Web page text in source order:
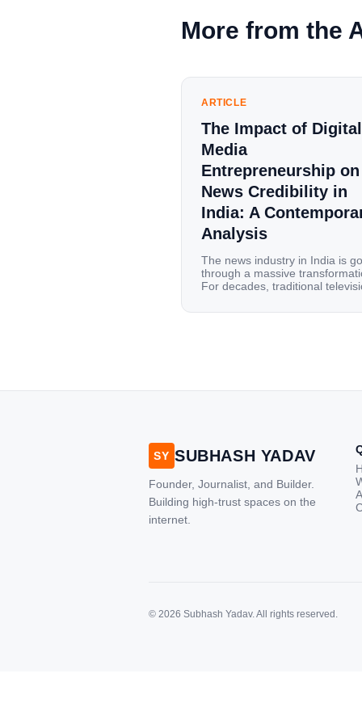
More from the
ARTICLE
The Impact of Digital
Media
Entrepreneurship on
News Credibility in
India: A
Analysis
The news industry in India is
through a massive
For decades, traditional
were the main sources of
India has become a mobile-first
SY SUBHASH YADAV
Founder, Journalist, and Builder.
Building high-trust spaces on the
internet.
© 2026 Subhash Yadav. All rights reserved.